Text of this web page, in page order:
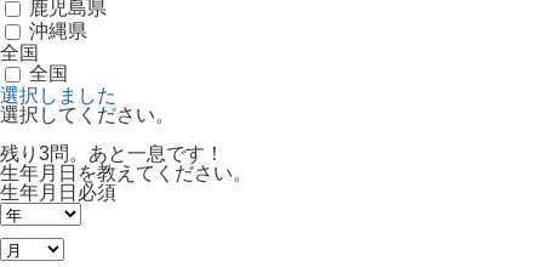
鹿児島県
沖縄県
全国
全国
選択しました
選択してください。
残り3問。あと一息です！
生年月日を教えてください。
生年月日 必須